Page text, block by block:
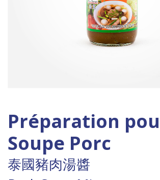
Préparation
Soupe Porc
泰國豬肉湯醬